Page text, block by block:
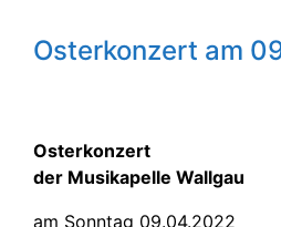
Osterkonzert am
Osterkonzert
der Musikapelle Wallgau
am Sonntag 09.04.2022